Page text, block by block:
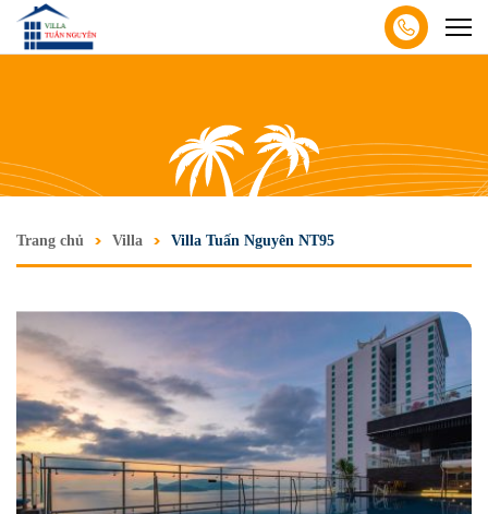
Trang chủ Villa Villa Tuấn Nguyên NT95